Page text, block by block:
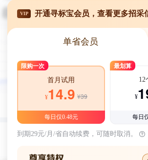
VIP 开通寻标宝会员，查看更多招采
单省会员
限购一次
首月试用
¥14.9 ¥39
每日仅0.48元
最划算
12
¥
每日
到期29元/月/省自动续费，可随时取消。